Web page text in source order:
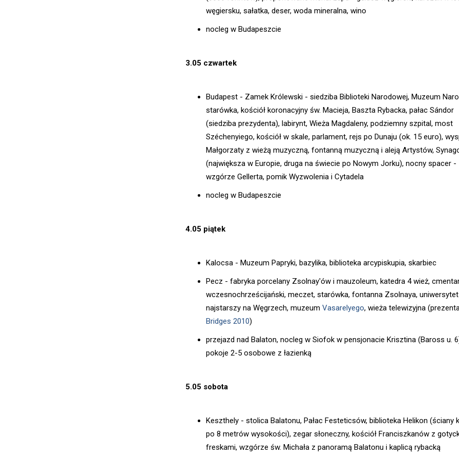
węgiersku, sałatka, deser, woda mineralna, wino
nocleg w Budapeszcie
3.05 czwartek
Budapest - Zamek Królewski - siedziba Biblioteki Narodowej, Muzeum
starówka, kościół koronacyjny św. Macieja, Baszta Rybacka, pałac Sándor
(siedziba prezydenta), labirynt, Wieża Magdaleny, podziemny szpital, most
Széchenyiego, kościół w skale, parlament, rejs po Dunaju (ok. 15 euro),
Małgorzaty z wieżą muzyczną, fontanną muzyczną i aleją Artystów,
(największa w Europie, druga na świecie po Nowym Jorku), nocny spacer -
wzgórze Gellerta, pomik Wyzwolenia i Cytadela
nocleg w Budapeszcie
4.05 piątek
Kalocsa - Muzeum Papryki, bazylika, biblioteka arcypiskupia, skarbiec
Pecz - fabryka porcelany Zsolnay'ów i mauzoleum, katedra 4 wież,
wczesnochrześcijański, meczet, starówka, fontanna Zsolnaya,
najstarszy na Węgrzech, muzeum Vasarelyego, wieża telewizyjna
Bridges 2010)
przejazd nad Balaton, nocleg w Siofok w pensjonacie Krisztina (Baross u.
pokoje 2-5 osobowe z łazienką
5.05 sobota
Keszthely - stolica Balatonu, Pałac Festeticsów, biblioteka Helikon (ściany
po 8 metrów wysokości), zegar słoneczny, kościół Franciszkanów z
freskami, wzgórze św. Michała z panoramą Balatonu i kaplicą rybacką